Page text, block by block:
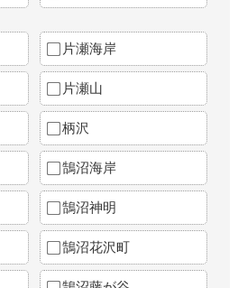
片瀬海岸
片瀬山
柄沢
鵠沼海岸
鵠沼神明
鵠沼花沢町